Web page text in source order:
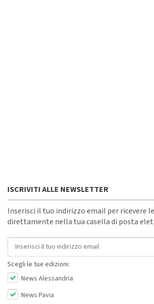
ISCRIVITI ALLE NEWSLETTER
Inserisci il tuo indirizzo email per ricevere le
direttamente nella tua casella di posta
Indirizzo email
Scegli le tue edizioni:
News Alessandria
News Pavia